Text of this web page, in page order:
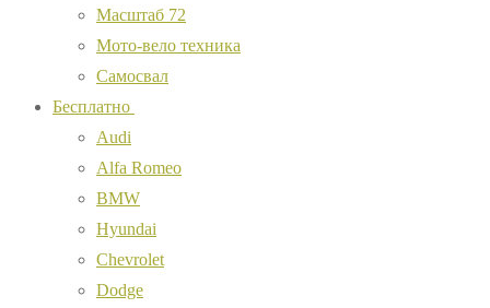
Масштаб 72
Мото-вело техника
Самосвал
Бесплатно
Audi
Alfa Romeo
BMW
Hyundai
Chevrolet
Dodge